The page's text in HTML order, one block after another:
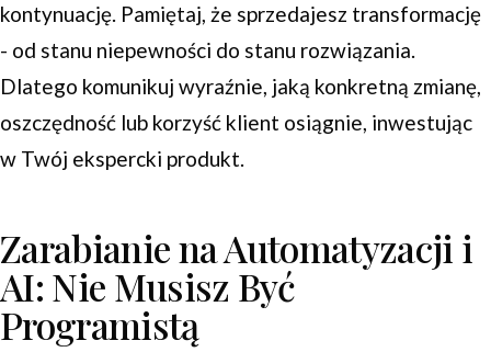
kontynuację. Pamiętaj, że sprzedajesz transformację
- od stanu niepewności do stanu rozwiązania.
Dlatego komunikuj wyraźnie, jaką konkretną zmianę,
oszczędność lub korzyść klient osiągnie, inwestując
w Twój ekspercki produkt.
Zarabianie na Automatyzacji i
AI: Nie Musisz Być
Programistą